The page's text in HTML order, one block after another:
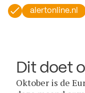
alertonline.nl
Dit doet
Oktober is de